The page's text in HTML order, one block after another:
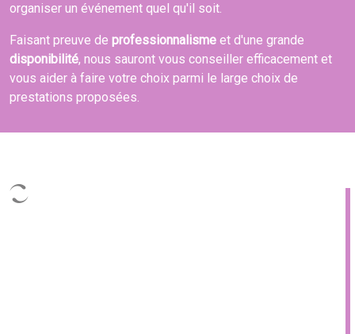
organiser un événement quel qu'il soit.
Faisant preuve de professionnalisme et d'une grande
disponibilité, nous sauront vous conseiller efficacement et
vous aider à faire votre choix parmi le large choix de
prestations proposées.